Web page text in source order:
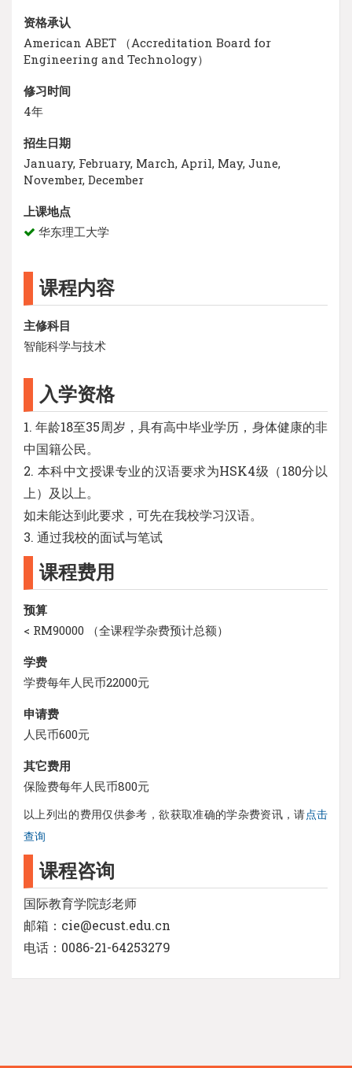
资格承认
American ABET （Accreditation Board for
Engineering and Technology）
修习时间
4年
招生日期
January, February, March, April, May, June,
November, December
上课地点
华东理工大学
课程内容
主修科目
智能科学与技术
入学资格
1. 年龄18至35周岁，具有高中毕业学历，身体健康的非
中国籍公民。
2. 本科中文授课专业的汉语要求为HSK4级（180分以
上）及以上。
如未能达到此要求，可先在我校学习汉语。
3. 通过我校的面试与笔试
课程费用
预算
< RM90000 （全课程学杂费预计总额）
学费
学费每年人民币22000元
申请费
人民币600元
其它费用
保险费每年人民币800元
以上列出的费用仅供参考，欲获取准确的学杂费资讯，请点击
查询
课程咨询
国际教育学院彭老师
邮箱：cie@ecust.edu.cn
电话：0086-21-64253279